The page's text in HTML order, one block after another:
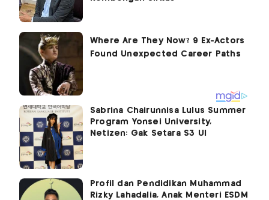
Sabrina Chairunnisa Lulus Summer
Program Yonsei University,
Netizen: Gak Setara S3 UI
Profil dan Pendidikan Muhammad
Rizky Lahadalia, Anak Menteri ESDM